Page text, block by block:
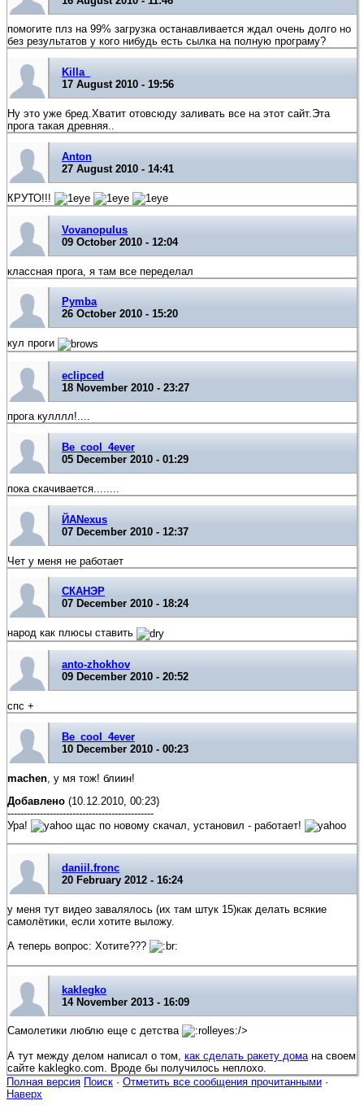
помогите плз на 99% загрузка останавливается ждал очень долго но
без результатов у кого нибудь есть сылка на полную програму?
Killa_
17 August 2010 - 19:56
Ну это уже бред.Хватит отовсюду заливать все на этот сайт.Эта
прога такая древняя..
Anton
27 August 2010 - 14:41
КРУТО!!!
Vovanopulus
09 October 2010 - 12:04
классная прога, я там все переделал
Pymba
26 October 2010 - 15:20
кул проги
eclipced
18 November 2010 - 23:27
прога кулллл!....
Be_cool_4ever
05 December 2010 - 01:29
пока скачивается........
ЙАNexus
07 December 2010 - 12:37
Чет у меня не работает
СКАНЭР
07 December 2010 - 18:24
народ как плюсы ставить
anto-zhokhov
09 December 2010 - 20:52
спс +
Be_cool_4ever
10 December 2010 - 00:23
machen , у мя тож! блиин!
Добавлено (10.12.2010, 00:23)
---------------------------------------------
Ура!
щас по новому скачал, установил - работает!
daniil.fronc
20 February 2012 - 16:24
у меня тут видео завалялось (их там штук 15)как делать всякие
самолётики, если хотите выложу.
А теперь вопрос: Хотите???
kaklegko
14 November 2013 - 16:09
Самолетики люблю еще с детства />
А тут между делом написал о том, как сделать ракету домана своем
сайте kaklegko.com. Вроде бы получилось неплохо.
Полная версия Поиск · Отметить все сообщения прочитанными ·
Наверх